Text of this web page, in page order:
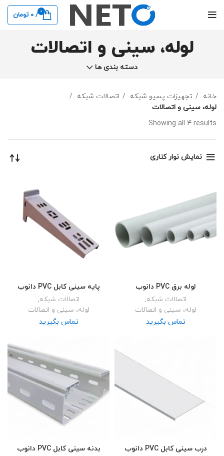
0
/
0 تومان
لوله، سینی و اتصالات
دسته بندی ها
خانه تجهیزات پسیو شبکه
اتصالات شبکه
لوله، سینی و اتصالات
Showing all 4 results
نمایش نوار کناری
لوله برق PVC دانوب
اتصالات شبکه,
لوله، سینی و اتصالات
تماس بگیرید
پایه سینی کابل PVC دانوب
اتصالات شبکه,
لوله، سینی و اتصالات
تماس بگیرید
درب سینی کابل PVC دانوب
بدنه سینی کابل PVC دانوب